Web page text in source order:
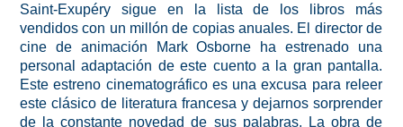
Saint-Exupéry sigue en la lista de los libros más
vendidos con un millón de copias anuales. El director de
cine de animación Mark Osborne ha estrenado una
personal adaptación de este cuento a la gran pantalla.
Este estreno cinematográfico es una excusa para releer
este clásico de literatura francesa y dejarnos sorprender
de la constante novedad de sus palabras. La obra de